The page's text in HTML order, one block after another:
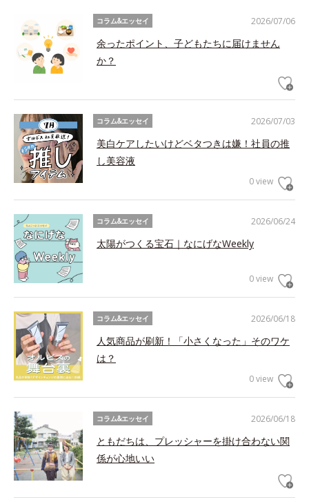
2026/07/06
コラム&エッセイ
余ったポイント、子どもたちに届けません
か？
2026/07/03
コラム&エッセイ
美白ケアしたいけどベタつきは嫌！社員の推
し美容液
0 view
2026/06/24
コラム&エッセイ
太陽がつくる宝石｜なにげなWeekly
0 view
2026/06/18
コラム&エッセイ
人気商品が刷新！「小さくなった」そのワケ
は？
0 view
2026/06/18
コラム&エッセイ
ともだちは、プレッシャーを掛け合わない関
係が心地いい